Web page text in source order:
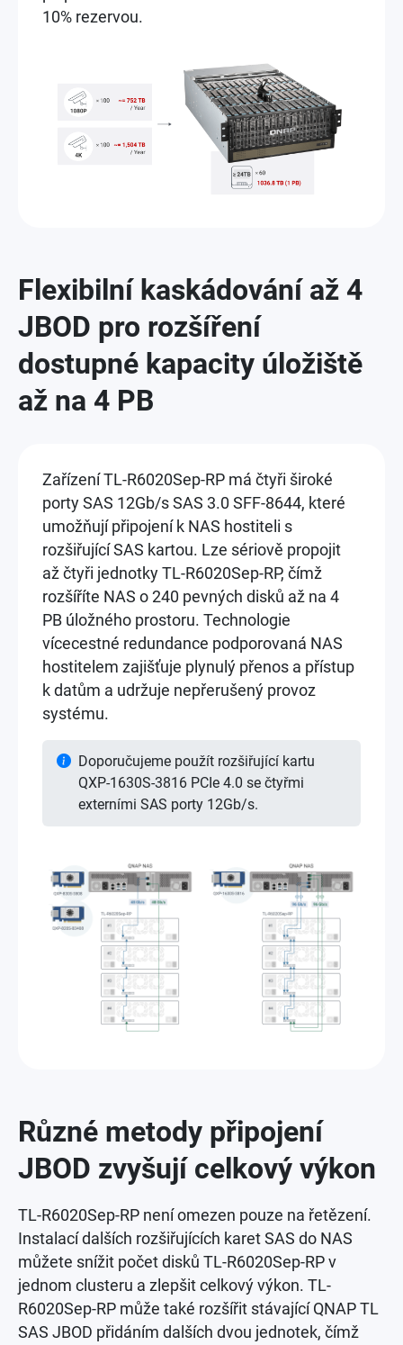
10% rezervou.
Flexibilní kaskádování až 4
JBOD pro rozšíření
dostupné kapacity úložiště
až na 4 PB
Zařízení TL-R6020Sep-RP má čtyři široké
porty SAS 12Gb/s SAS 3.0 SFF-8644, které
umožňují připojení k NAS hostiteli s
rozšiřující SAS kartou. Lze sériově propojit
až čtyři jednotky TL-R6020Sep-RP, čímž
rozšíříte NAS o 240 pevných disků až na 4
PB úložného prostoru. Technologie
vícecestné redundance podporovaná NAS
hostitelem zajišťuje plynulý přenos a přístup
k datům a udržuje nepřerušený provoz
systému.
Doporučujeme použít rozšiřující kartu
QXP-1630S-3816 PCIe 4.0 se čtyřmi
externími SAS porty 12Gb/s.
Různé metody připojení
JBOD zvyšují celkový výkon
TL-R6020Sep-RP není omezen pouze na řetězení.
Instalací dalších rozšiřujících karet SAS do NAS
můžete snížit počet disků TL-R6020Sep-RP v
jednom clusteru a zlepšit celkový výkon. TL-
R6020Sep-RP může také rozšířit stávající QNAP TL
SAS JBOD přidáním dalších dvou jednotek, čímž